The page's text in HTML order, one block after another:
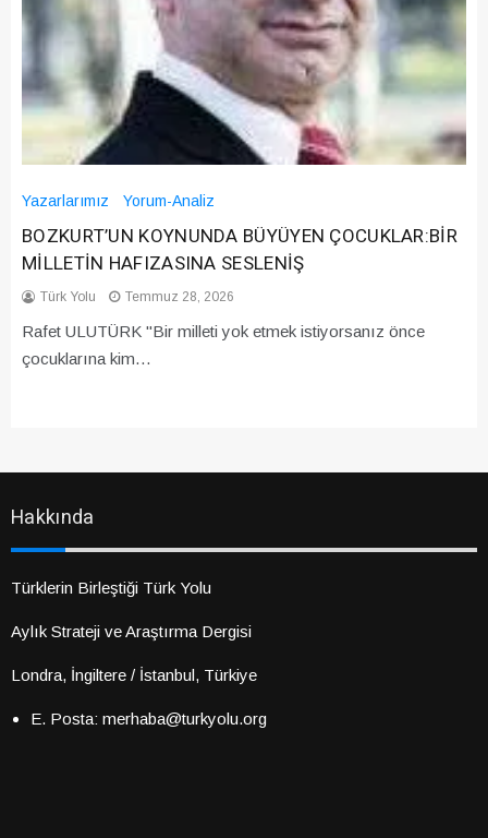
Yazarlarımız Yorum-Analiz
BOZKURT’UN KOYNUNDA BÜYÜYEN ÇOCUKLAR:BİR
MİLLETİN HAFIZASINA SESLENİŞ
Türk Yolu Temmuz 28, 2026
Rafet ULUTÜRK "Bir milleti yok etmek istiyorsanız önce
çocuklarına kim…
Hakkında
Türklerin Birleştiği Türk Yolu
Aylık Strateji ve Araştırma Dergisi
Londra, İngiltere / İstanbul, Türkiye
E. Posta: merhaba@turkyolu.org